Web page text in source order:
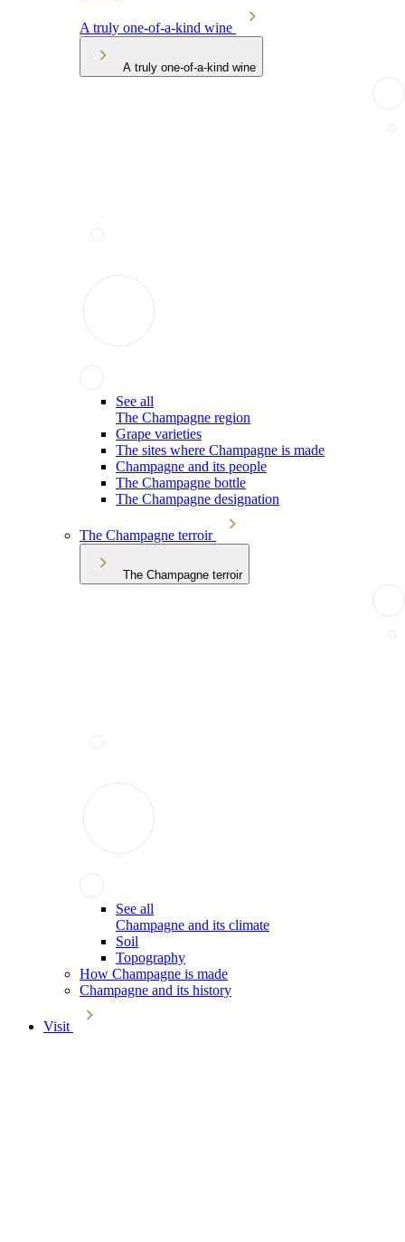
A truly one-of-a-kind wine
A truly one-of-a-kind wine
See all
The Champagne region
Grape varieties
The sites where Champagne is made
Champagne and its people
The Champagne bottle
The Champagne designation
The Champagne terroir
The Champagne terroir
See all
Champagne and its climate
Soil
Topography
How Champagne is made
Champagne and its history
Visit